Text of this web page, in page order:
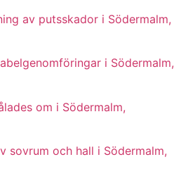
av putsskador i Södermalm,
i Södermalm,
om i Södermalm,
sovrum och hall i Södermalm,